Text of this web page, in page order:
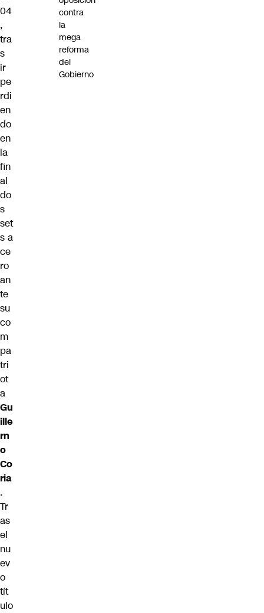
04
,
tra
s
ir
pe
rdi
en
do
en
la
fin
al
do
s
set
s a
ce
ro
an
te
su
co
m
pa
tri
ot
a
Gu
ille
rn
o
Co
ria
.
Tr
as
el
nu
ev
o
tít
ulo
contra
la
mega
reforma
del
Gobierno